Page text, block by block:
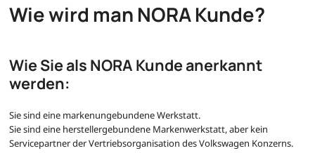
Wie wird man NORA Kunde?
Wie Sie als NORA Kunde anerkannt
werden:
Sie sind eine markenungebundene Werkstatt.
Sie sind eine herstellergebundene Markenwerkstatt, aber kein
Servicepartner der Vertriebsorganisation des Volkswagen Konzerns.